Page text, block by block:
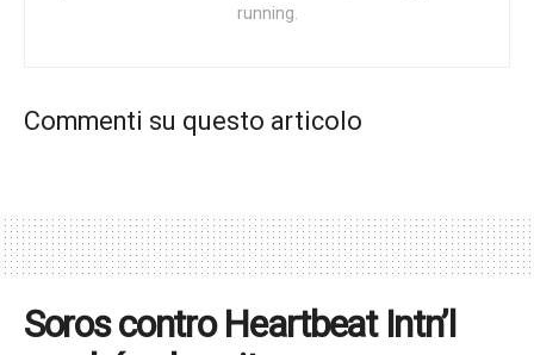
running.
Commenti su questo articolo
Soros contro Heartbeat Intn’l